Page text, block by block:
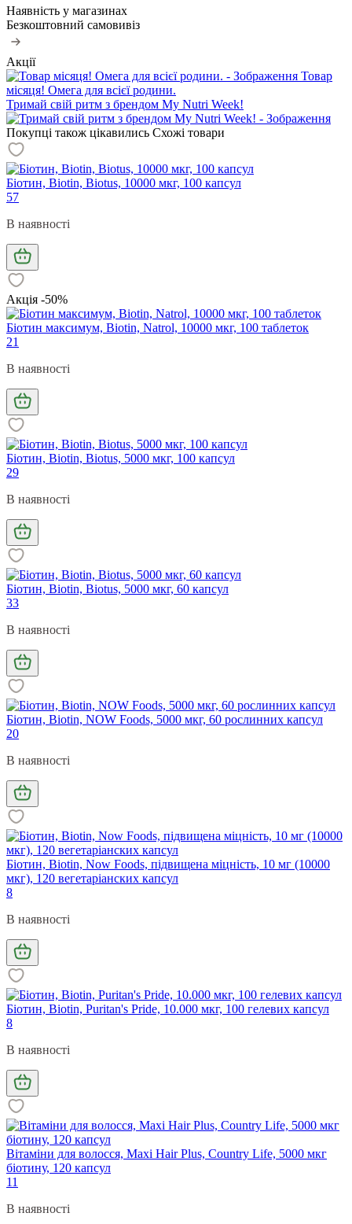
Наявність у магазинах
Безкоштовний самовивіз
Акції
Товар
місяця! Омега для всієї родини.
Тримай свій ритм з брендом My Nutri Week!
Покупці також цікавились Схожі товари
Біотин, Biotin, Biotus, 10000 мкг, 100 капсул
57
В наявності
Акція -50%
Біотин максимум, Biotin, Natrol, 10000 мкг, 100 таблеток
21
В наявності
Біотин, Biotin, Biotus, 5000 мкг, 100 капсул
29
В наявності
Біотин, Biotin, Biotus, 5000 мкг, 60 капсул
33
В наявності
Біотин, Biotin, NOW Foods, 5000 мкг, 60 рослинних капсул
20
В наявності
Біотин, Biotin, Now Foods, підвищена міцність, 10 мг (10000
мкг), 120 вегетаріанских капсул
8
В наявності
Біотин, Biotin, Puritan's Pride, 10.000 мкг, 100 гелевих капсул
8
В наявності
Вітаміни для волосся, Maxi Hair Plus, Country Life, 5000 мкг
біотину, 120 капсул
11
В наявності